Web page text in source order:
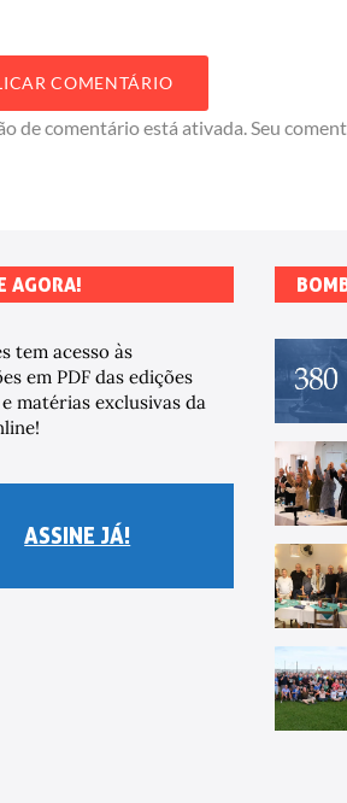
de comentário está ativada. Seu
AGORA!
tem acesso às
em PDF das edições
matérias exclusivas da
ASSINE JÁ!